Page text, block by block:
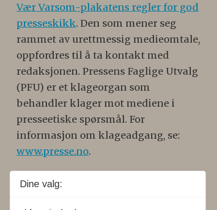
Vær Varsom-plakatens regler for god
presseskikk. Den som mener seg
rammet av urettmessig medieomtale,
oppfordres til å ta kontakt med
redaksjonen. Pressens Faglige Utvalg
(PFU) er et klageorgan som
behandler klager mot mediene i
presseetiske spørsmål. For
informasjon om klageadgang, se:
www.presse.no.
skal gjennom en saklig og fri
Dine valg: